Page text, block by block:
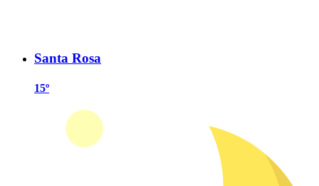
Santa Rosa
15º